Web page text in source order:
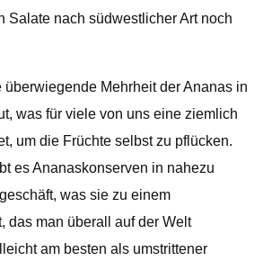
Salate nach südwestlicher Art noch
überwiegende Mehrheit der Ananas in
was für viele von uns eine ziemlich
um die Früchte selbst zu pflücken.
es Ananaskonserven in nahezu
was sie zu einem
das man überall auf der Welt
am besten als umstrittener